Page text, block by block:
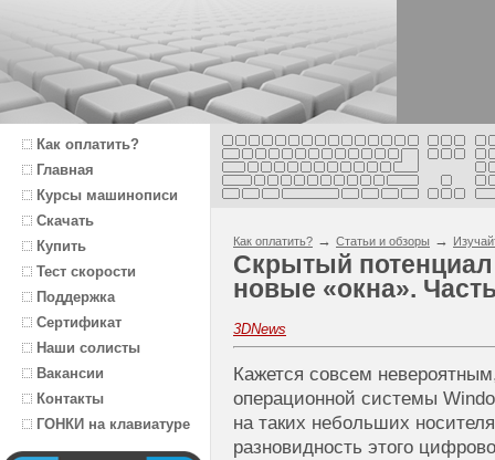
Как оплатить?
Главная
Курсы машинописи
Скачать
Купить
Тест скорости
Поддержка
Сертификат
Наши солисты
Вакансии
Контакты
ГОНКИ на клавиатуре
Как оплатить? → Статьи и обзоры →
Скрытый
новые «окна».
3DNews
Кажется совсем
операционной системы
на таких небольших
разновидность этого